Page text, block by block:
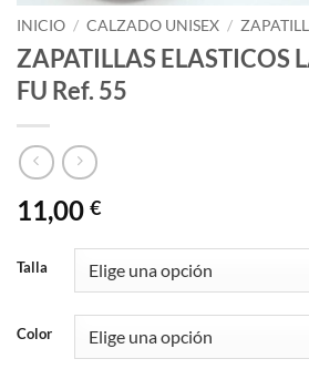
INICIO / CALZADO UNISEX /
ZAPATILLAS ELASTICOS
FU Ref. 55
11,00 €
Talla
Color